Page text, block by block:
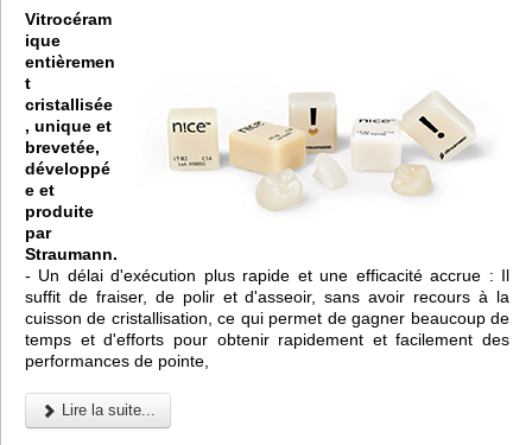
Vitrocéram
ique
entièremen
t
cristallisée
, unique et
brevetée,
développé
e et
produite
par
Straumann.
- Un délai d'exécution plus rapide et une efficacité accrue : Il
suffit de fraiser, de polir et d'asseoir, sans avoir recours à la
cuisson de cristallisation, ce qui permet de gagner beaucoup de
temps et d'efforts pour obtenir rapidement et facilement des
performances de pointe,
Lire la suite...